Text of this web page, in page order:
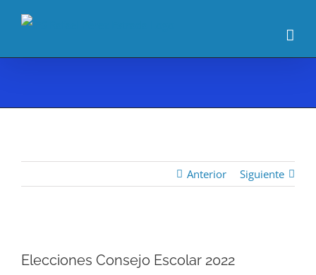
Anterior Siguiente
imagen
Elecciones Consejo Escolar 2022